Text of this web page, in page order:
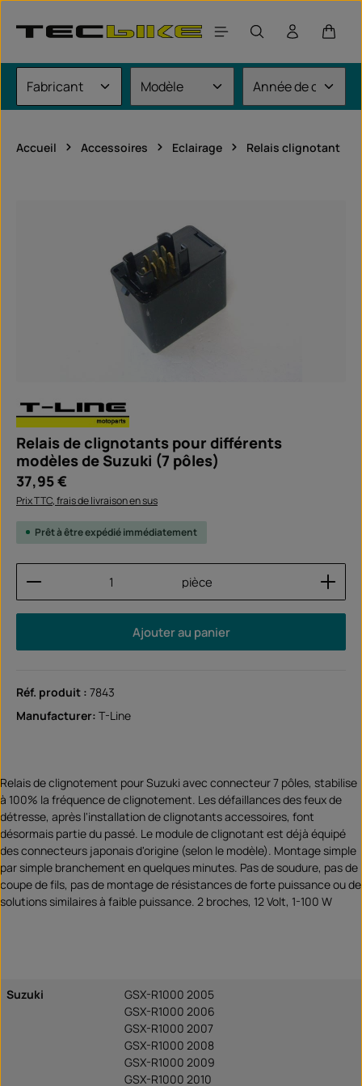
Le
Accueil Accessoires Eclairage Relais clignotant
Relais de clignotants pour différents
modèles de Suzuki (7 pôles)
Prix régulier :
37,95 €
Prix TTC, frais de livraison en sus
Prêt à être expédié immédiatement
Quantité de produit : Entrez la quantité
pièce
Ajouter au panier
Réf. produit : 7843
Manufacturer: T-Line
Relais de clignotement pour Suzuki avec connecteur 7 pôles, stabilise
à 100% la fréquence de clignotement. Les défaillances des feux de
détresse, après l'installation de clignotants accessoires, font
désormais partie du passé. Le module de clignotant est déjà équipé
des connecteurs japonais d'origine (selon le modèle). Montage simple
par simple branchement en quelques minutes. Pas de soudure, pas de
coupe de fils, pas de montage de résistances de forte puissance ou de
solutions similaires à faible puissance. 2 broches, 12 Volt, 1-100 W
Suzuki
GSX-R1000 2005
GSX-R1000 2006
GSX-R1000 2007
GSX-R1000 2008
GSX-R1000 2009
GSX-R1000 2010